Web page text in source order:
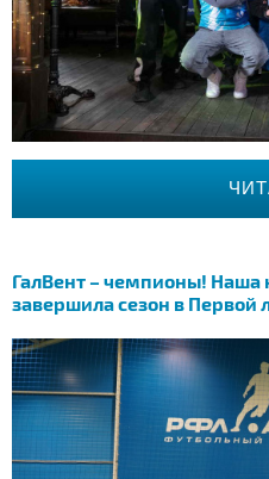
ГалВент – чемпионы!
завершила сезон в Первой